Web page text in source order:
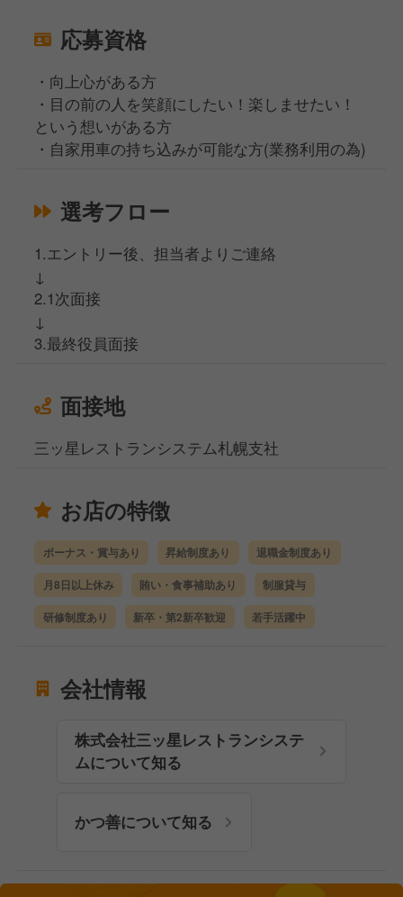
応募資格
・向上心がある方
・目の前の人を笑顔にしたい！楽しませたい！
という想いがある方
・自家用車の持ち込みが可能な方(業務利用の為)
選考フロー
1.エントリー後、担当者よりご連絡
↓
2.1次面接
↓
3.最終役員面接
面接地
三ッ星レストランシステム札幌支社
お店の特徴
ボーナス・賞与あり 昇給制度あり 退職金制度あり
月8日以上休み 賄い・食事補助あり 制服貸与
研修制度あり 新卒・第2新卒歓迎 若手活躍中
会社情報
株式会社三ッ星レストランシステ
ムについて知る
かつ善について知る